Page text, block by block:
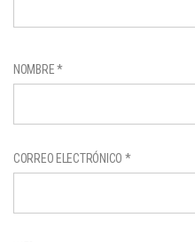
NOMBRE*
CORREO ELECTRÓNICO *